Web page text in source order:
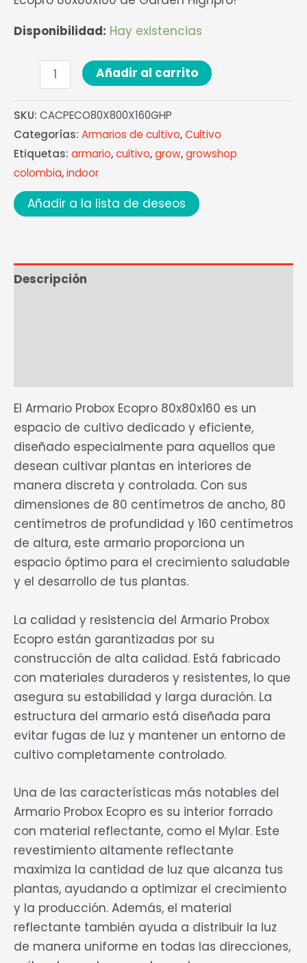
Disponibilidad: Hay existencias
Añadir al carrito
SKU: CACPECO80X800X160GHP
Categorías: Armarios de cultivo,Cultivo
Etiquetas: armario,cultivo,grow,growshop
colombia,indoor
Añadir a la lista de deseos
Descripción
El Armario Probox Ecopro 80x80x160 es un
espacio de cultivo dedicado y eficiente,
diseñado especialmente para aquellos que
desean cultivar plantas en interiores de
manera discreta y controlada. Con sus
dimensiones de 80 centímetros de ancho, 80
centímetros de profundidad y 160 centímetros
de altura, este armario proporciona un
espacio óptimo para el crecimiento saludable
y el desarrollo de tus plantas.
La calidad y resistencia del Armario Probox
Ecopro están garantizadas por su
construcción de alta calidad. Está fabricado
con materiales duraderos y resistentes, lo que
asegura su estabilidad y larga duración. La
estructura del armario está diseñada para
evitar fugas de luz y mantener un entorno de
cultivo completamente controlado.
Una de las características más notables del
Armario Probox Ecopro es su interior forrado
con material reflectante, como el Mylar. Este
revestimiento altamente reflectante
maximiza la cantidad de luz que alcanza tus
plantas, ayudando a optimizar el crecimiento
y la producción. Además, el material
reflectante también ayuda a distribuir la luz
de manera uniforme en todas las direcciones,